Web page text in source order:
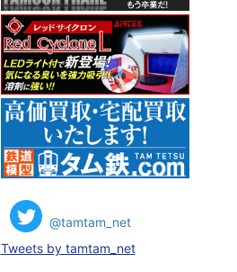
@tamtam_net
Tweets by tamtam_net